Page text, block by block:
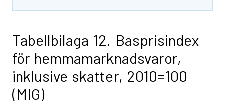
Tabellbilaga 12. Basprisindex
för hemmamarknadsvaror,
inklusive skatter, 2010=100
(MIG)